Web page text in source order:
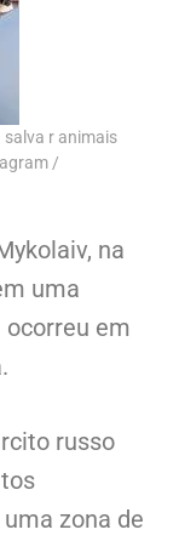
salva r animais
/
na
uma
em
russo
zona de